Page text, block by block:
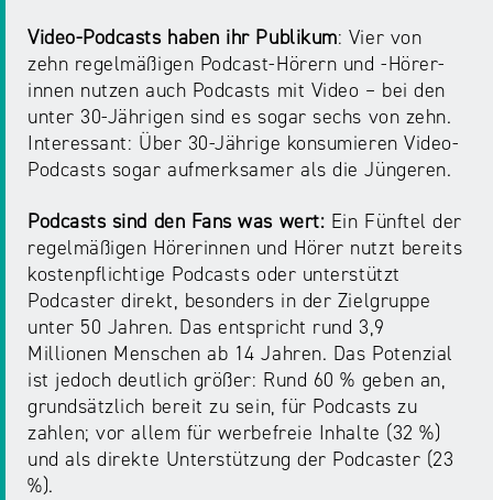
Video-Podcasts haben ihr Publikum: Vier von
zehn regelmäßigen Podcast-Hörern und -Hörer-
innen nutzen auch Podcasts mit Video – bei den
unter 30-Jährigen sind es sogar sechs von zehn.
Interessant: Über 30-Jährige konsumieren Video-
Podcasts sogar aufmerksamer als die Jüngeren.
Podcasts sind den Fans was wert: Ein Fünftel der
regelmäßigen Hörerinnen und Hörer nutzt bereits
kostenpflichtige Podcasts oder unterstützt
Podcaster direkt, besonders in der Zielgruppe
unter 50 Jahren. Das entspricht rund 3,9
Millionen Menschen ab 14 Jahren. Das Potenzial
ist jedoch deutlich größer: Rund 60 % geben an,
grundsätzlich bereit zu sein, für Podcasts zu
zahlen; vor allem für werbefreie Inhalte (32 %)
und als direkte Unterstützung der Podcaster (23
%).